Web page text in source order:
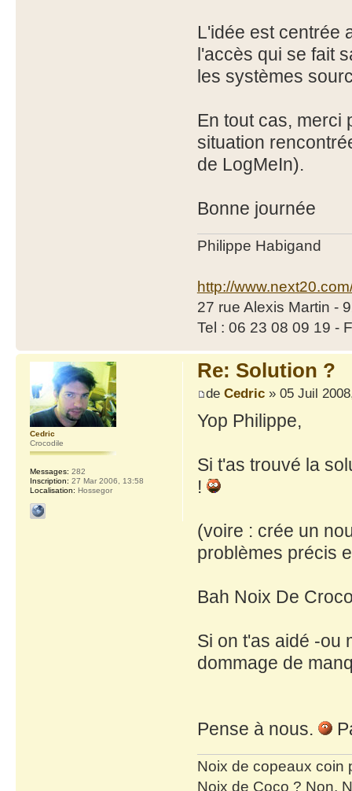
L'idée est centrée
l'accès qui se fait
les systèmes
En tout cas, merci
situation
de LogMeIn).
Bonne journée
Philippe Habigand
http://
27 rue Alexis Martin -
Tel : 06 23 08 09 19 -
Re: Solution ?
de Cedric» 05 Juil
Yop Philippe,
Si t'as trouvé la
!
(voire : crée un
problèmes précis
Bah Noix De
Si on t'as aidé -ou
dommage de
Pense à nous.
Noix de copeaux coin
Noix de Coco ? Non,
Cedric
Crocodile
Messages: 282
Inscription: 27 Mar 2006, 13:58
Localisation: Hossegor